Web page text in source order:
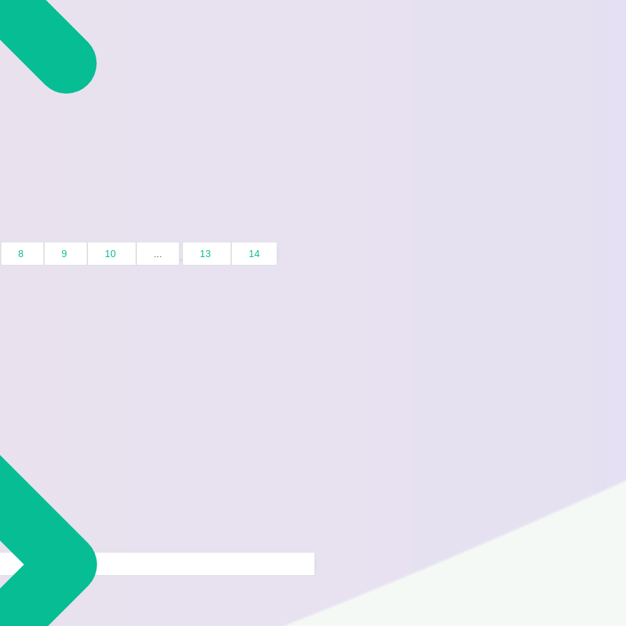
8 9 10 13 14